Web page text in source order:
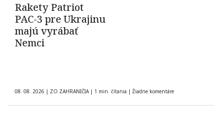
Rakety Patriot
PAC-3 pre Ukrajinu
majú vyrábať
Nemci
08. 08. 2026 | ZO ZAHRANIČIA | 1 min. čítania | Žiadne komentáre